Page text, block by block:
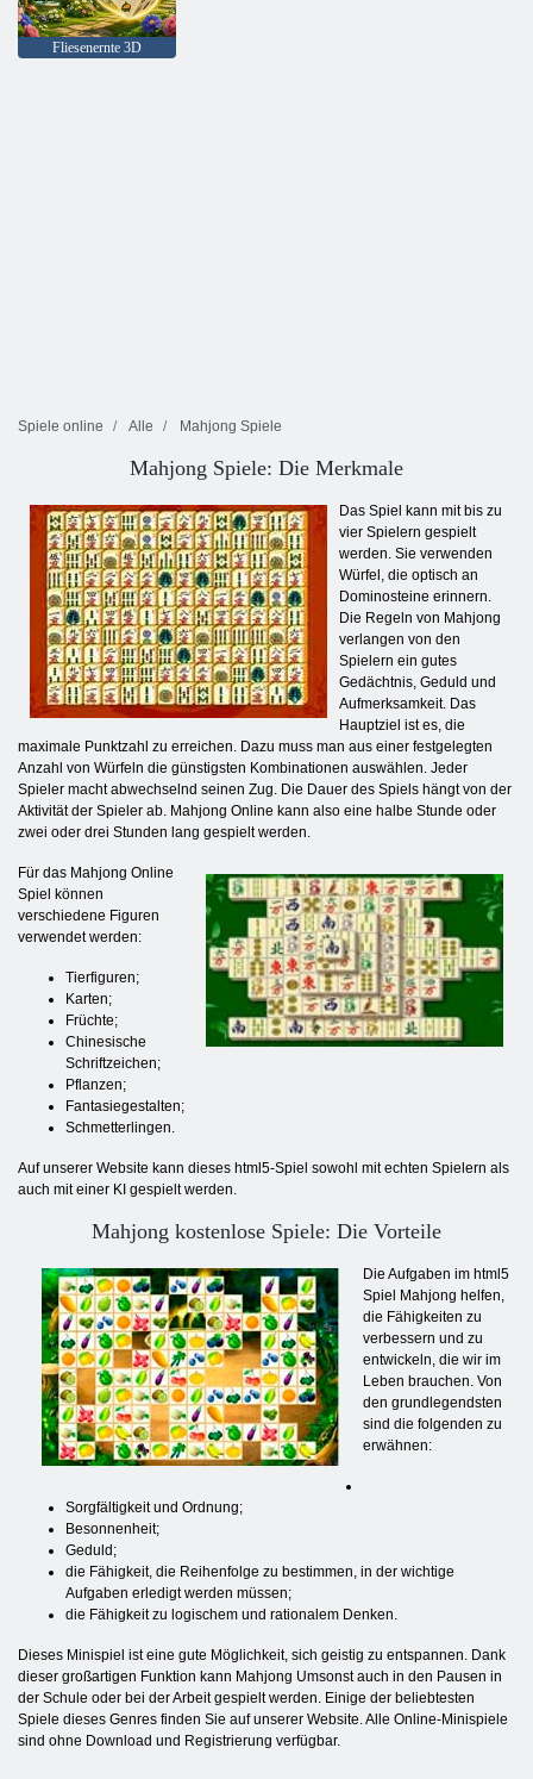
Fliesenernte 3D
Spiele online Alle Mahjong Spiele
Mahjong Spiele: Die Merkmale
Das Spiel kann mit bis zu
vier Spielern gespielt
werden. Sie verwenden
Würfel, die optisch an
Dominosteine erinnern.
Die Regeln von Mahjong
verlangen von den
Spielern ein gutes
Gedächtnis, Geduld und
Aufmerksamkeit. Das
Hauptziel ist es, die
maximale Punktzahl zu erreichen. Dazu muss man aus einer festgelegten
Anzahl von Würfeln die günstigsten Kombinationen auswählen. Jeder
Spieler macht abwechselnd seinen Zug. Die Dauer des Spiels hängt von der
Aktivität der Spieler ab. Mahjong Online kann also eine halbe Stunde oder
zwei oder drei Stunden lang gespielt werden.
Für das Mahjong Online
Spiel können
verschiedene Figuren
verwendet werden:
Tierfiguren;
Karten;
Früchte;
Chinesische
Schriftzeichen;
Pflanzen;
Fantasiegestalten;
Schmetterlingen.
Auf unserer Website kann dieses html5-Spiel sowohl mit echten Spielern als
auch mit einer KI gespielt werden.
Mahjong kostenlose Spiele: Die Vorteile
Die Aufgaben im html5
Spiel Mahjong helfen,
die Fähigkeiten zu
verbessern und zu
entwickeln, die wir im
Leben brauchen. Von
den grundlegendsten
sind die folgenden zu
erwähnen:
Sorgfältigkeit und Ordnung;
Besonnenheit;
Geduld;
die Fähigkeit, die Reihenfolge zu bestimmen, in der wichtige
Aufgaben erledigt werden müssen;
die Fähigkeit zu logischem und rationalem Denken.
Dieses Minispiel ist eine gute Möglichkeit, sich geistig zu entspannen. Dank
dieser großartigen Funktion kann Mahjong Umsonst auch in den Pausen in
der Schule oder bei der Arbeit gespielt werden. Einige der beliebtesten
Spiele dieses Genres finden Sie auf unserer Website. Alle Online-Minispiele
sind ohne Download und Registrierung verfügbar.